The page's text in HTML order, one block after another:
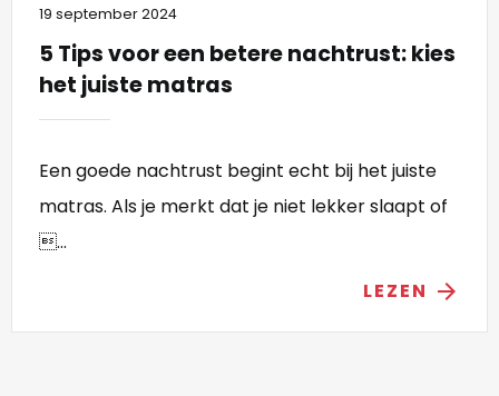
19 september 2024
5 Tips voor een betere nachtrust: kies
het juiste matras
Een goede nachtrust begint echt bij het juiste
matras. Als je merkt dat je niet lekker slaapt of
...
LEZEN arrow_forward